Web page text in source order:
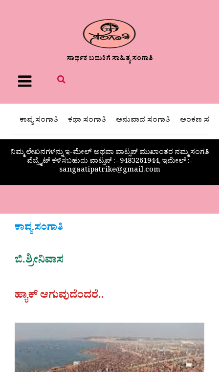
ಸಾರ್ಥಕ ಬದುಕಿಗೆ ಸಾಹಿತ್ಯ ಸಂಗಾತಿ
Menu
ಕಾವ್ಯ ಸಂಗಾತಿ ಕಥಾ ಸಂಗಾತಿ ಅನುವಾದ ಸಂಗಾತಿ ಅಂಕಣ
ನಿಮ್ಮ ಲೇಖನಗಳನ್ನು ಇ-ಮೇಲ್ ಅಥವಾ ವಾಟ್ಸಪ್ ಮುಖಾಂತರ ನಮ್ಮ ಸಂಗತಿ
ವೆಬ್ಸೈಟ್ ಕಳಿಸಬಹುದು ವಾಟ್ಸಪ್‌ :- 9483261944, ಇಮೇಲ್ :-
sangaatipatrike@gmail.com
ಕಾವ್ಯ ಸಂಗಾತಿ
ಬಿ.ಶ್ರೀನಿವಾಸ
ಹ್ಯಾಕ್ ಆಗುವುದೆಂದರೆ..